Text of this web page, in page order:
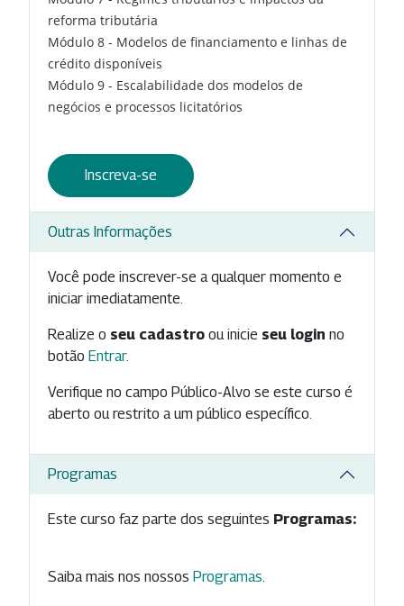
reforma tributária
Módulo 8 - Modelos de financiamento e linhas de
crédito disponíveis
Módulo 9 - Escalabilidade dos modelos de
negócios e processos licitatórios
Inscreva-se
Outras Informações
Você pode inscrever-se a qualquer momento e
iniciar imediatamente.
Realize o seu cadastro ou inicie seu login no
botão Entrar.
Verifique no campo Público-Alvo se este curso é
aberto ou restrito a um público específico.
Programas
Este curso faz parte dos seguintes Programas:
Saiba mais nos nossos Programas